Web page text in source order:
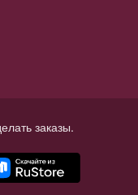
заказы.